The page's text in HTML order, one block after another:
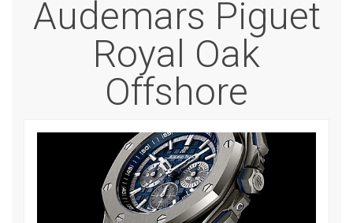
Audemars Piguet
Royal Oak
Offshore